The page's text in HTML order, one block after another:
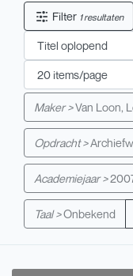
Filter 1 resultaten
Maker >Van Loon,
Opdracht >
Academiejaar >
Taal >Onbekend